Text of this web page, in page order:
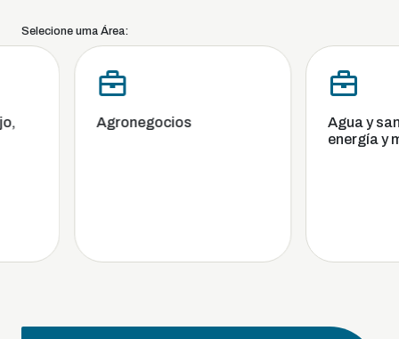
Selecione uma Área:
Agronegocios
Agua y
energía y